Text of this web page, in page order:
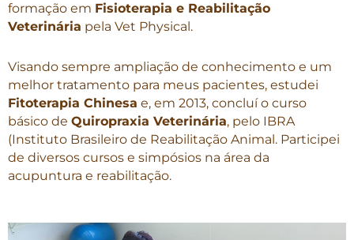
formação em Fisioterapia e Reabilitação
Veterinária pela Vet Physical.
Visando sempre ampliação de conhecimento e um
melhor tratamento para meus pacientes, estudei
Fitoterapia Chinesa e, em 2013, concluí o curso
básico de Quiropraxia Veterinária, pelo IBRA
(Instituto Brasileiro de Reabilitação Animal. Participei
de diversos cursos e simpósios na área da
acupuntura e reabilitação.